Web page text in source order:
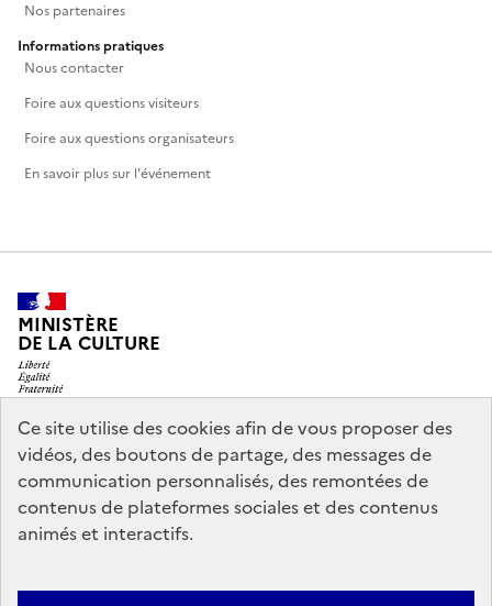
Ce site utilise des cookies afin de vous proposer des
vidéos, des boutons de partage, des messages de
communication personnalisés, des remontées de
contenus de plateformes sociales et des contenus
animés et interactifs.
Nos partenaires
Informations pratiques
Nous contacter
Foire aux questions visiteurs
Foire aux questions organisateurs
En savoir plus sur l'événement
MINISTÈRE
DE LA CULTURE
legifrance.gouv.fr
info.gouv.fr
service-public.gouv.fr
data.gouv.fr